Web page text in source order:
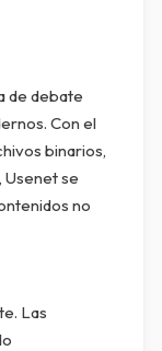
de debate
Con el
binarios,
se
no
Las